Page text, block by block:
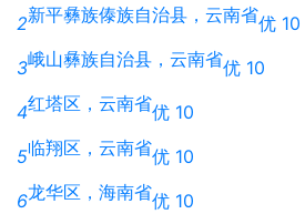
2新平彝族傣族自治县，云南省优 10
3峨山彝族自治县，云南省优 10
4红塔区，云南省优 10
5临翔区，云南省优 10
6龙华区，海南省优 10